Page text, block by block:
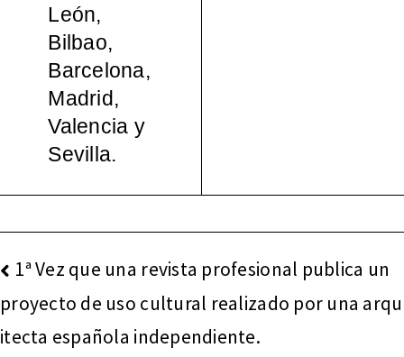
León,
Bilbao,
Barcelona,
Madrid,
Valencia y
Sevilla.
NAVEGACIÓN
ENTRADAS
1ª Vez que una revista profesional publica un
proyecto de uso cultural realizado por una arqu
itecta española independiente.